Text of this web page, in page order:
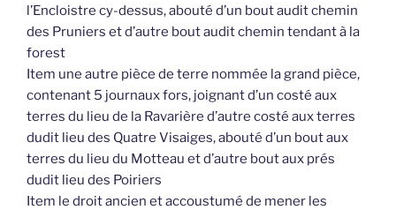
l’Encloistre cy-dessus, abouté d’un bout audit chemin
des Pruniers et d’autre bout audit chemin tendant à la
forest
Item une autre pièce de terre nommée la grand pièce,
contenant 5 journaux fors, joignant d’un costé aux
terres du lieu de la Ravarière d’autre costé aux terres
dudit lieu des Quatre Visaiges, abouté d’un bout aux
terres du lieu du Motteau et d’autre bout aux prés
dudit lieu des Poiriers
Item le droit ancien et accoustumé de mener les